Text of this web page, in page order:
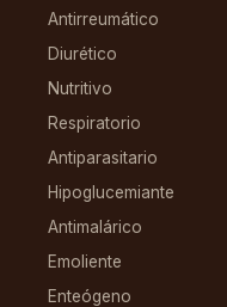
Antirreumático
Diurético
Nutritivo
Respiratorio
Antiparasitario
Hipoglucemiante
Antimalárico
Emoliente
Enteógeno